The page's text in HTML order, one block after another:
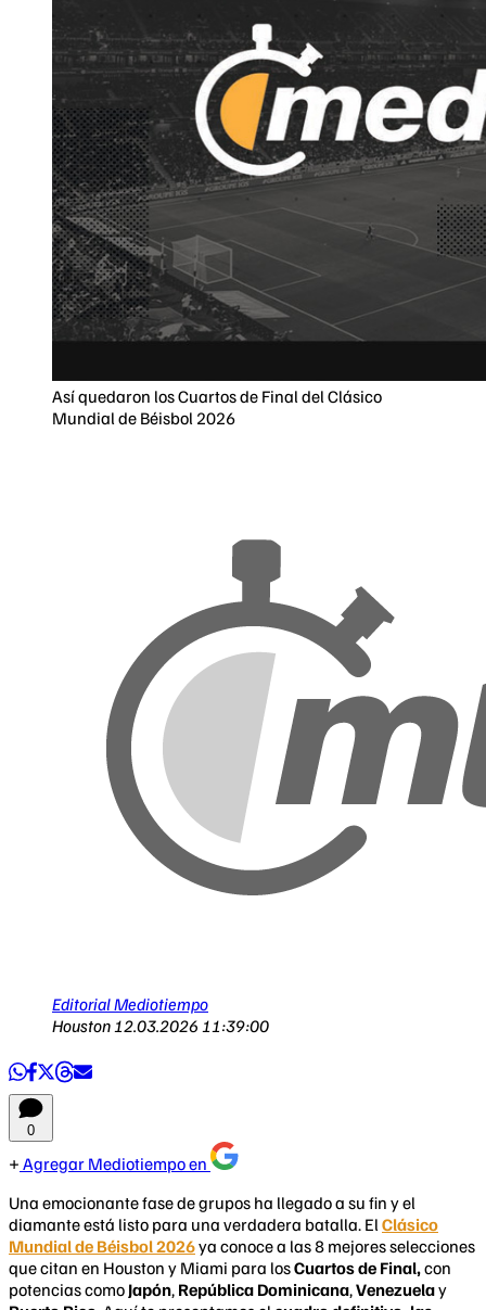
Así quedaron los Cuartos de Final del Clásico
Mundial de Béisbol 2026
Editorial Mediotiempo
Houston 12.03.2026 11:39:00
0
Agregar Mediotiempo en
Una emocionante fase de grupos ha llegado a su fin y el
diamante está listo para una verdadera batalla. El Clásico
Mundial de Béisbol 2026ya conoce a las 8 mejores selecciones
que citan en Houston y Miami para losCuartos de Final,con
potencias como Japón, República Dominicana,Venezuelay